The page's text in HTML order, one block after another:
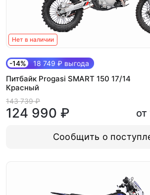
Нет в наличии
-14% 18 749 ₽ выгода
Питбайк Progasi SMART 150 17/14
Красный
143 739 ₽
124 990 ₽
Сообщить о